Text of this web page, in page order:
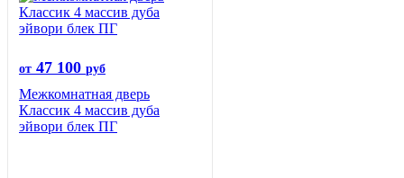
от 47 100 руб
Межкомнатная дверь
Классик 4 массив дуба
эйвори блек ПГ